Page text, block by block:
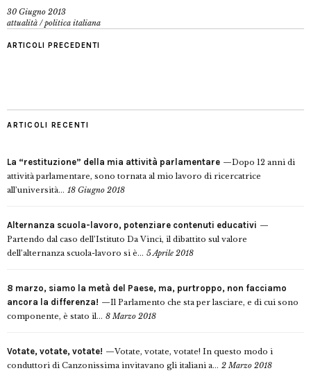
30 Giugno 2013
attualità /politica italiana
ARTICOLI PRECEDENTI
ARTICOLI RECENTI
La “restituzione” della mia attività parlamentare
Dopo 12 anni di
attività parlamentare, sono tornata al mio lavoro di ricercatrice
all’università... 18 Giugno 2018
Alternanza scuola-lavoro, potenziare contenuti educativi
Partendo dal caso dell’Istituto Da Vinci, il dibattito sul valore
dell’alternanza scuola-lavoro si è... 5 Aprile 2018
8 marzo, siamo la metà del Paese, ma, purtroppo, non facciamo
ancora la differenza!
Il Parlamento che sta per lasciare, e di cui sono
componente, è stato il... 8 Marzo 2018
Votate, votate, votate!
Votate, votate, votate! In questo modo i
conduttori di Canzonissima invitavano gli italiani a... 2 Marzo 2018